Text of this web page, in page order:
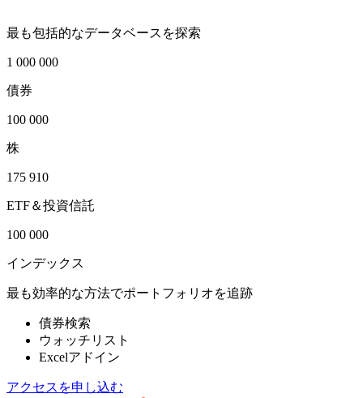
最も包括的なデータベースを探索
1 000 000
債券
100 000
株
175 910
ETF＆投資信託
100 000
インデックス
最も効率的な方法でポートフォリオを追跡
債券検索
ウォッチリスト
Excelアドイン
アクセスを申し込む